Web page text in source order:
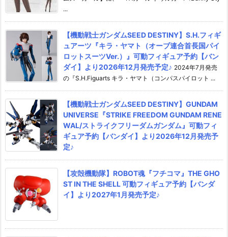
...
【機動戦士ガンダムSEED DESTINY】S.H.フィギ
ュアーツ『キラ・ヤマト（オーブ連合首長国パイ
ロットスーツVer.）』可動フィギュア予約【バン
ダイ】より2026年12月発売予定♪ 2024年7月発売
の『S.H.Figuarts キラ・ヤマト（コンパスパイロット ...
【機動戦士ガンダムSEED DESTINY】GUNDAM
UNIVERSE『STRIKE FREEDOM GUNDAM RENE
WAL/ストライクフリーダムガンダム』可動フィ
ギュア予約【バンダイ】より2026年12月発売予
定♪
【攻殻機動隊】ROBOT魂『フチコマ』THE GHO
ST IN THE SHELL 可動フィギュア予約【バンダ
イ】より2027年1月発売予定♪